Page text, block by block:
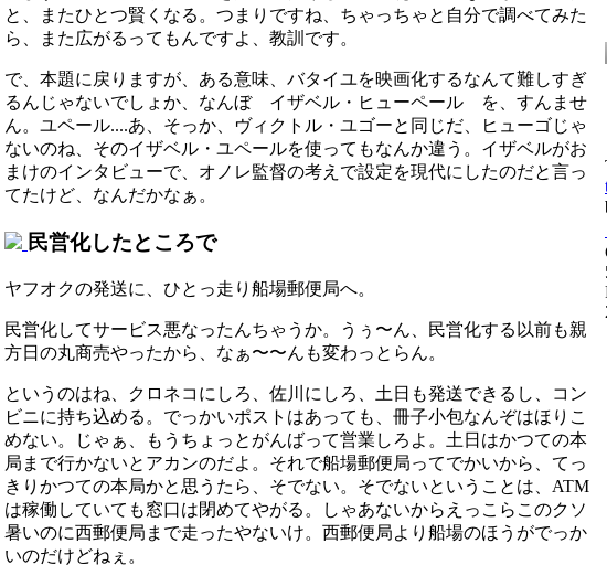
と、またひとつ賢くなる。つまりですね、ちゃっちゃと自分で調べてみた
ら、また広がるってもんですよ、教訓です。
で、本題に戻りますが、ある意味、バタイユを映画化するなんて難しすぎ
るんじゃないでしょか、なんぼ イザベル・ヒューペール を、すんませ
ん。ユペール....あ、そっか、ヴィクトル・ユゴーと同じだ、ヒューゴじゃ
ないのね、そのイザベル・ユペールを使ってもなんか違う。イザベルがお
まけのインタビューで、オノレ監督の考えで設定を現代にしたのだと言っ
てたけど、なんだかなぁ。
民営化したところで
ヤフオクの発送に、ひとっ走り船場郵便局へ。
民営化してサービス悪なったんちゃうか。うぅ〜ん、民営化する以前も親
方日の丸商売やったから、なぁ〜〜んも変わっとらん。
というのはね、クロネコにしろ、佐川にしろ、土日も発送できるし、コン
ビニに持ち込める。でっかいポストはあっても、冊子小包なんぞはほりこ
めない。じゃぁ、もうちょっとがんばって営業しろよ。土日はかつての本
局まで行かないとアカンのだよ。それで船場郵便局ってでかいから、てっ
きりかつての本局かと思うたら、そでない。そでないということは、ATM
は稼働していても窓口は閉めてやがる。しゃあないからえっこらこのクソ
暑いのに西郵便局まで走ったやないけ。西郵便局より船場のほうがでっか
いのだけどねぇ。